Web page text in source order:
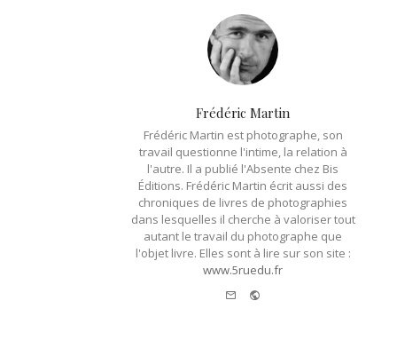
Frédéric Martin
Frédéric Martin est photographe, son
travail questionne l'intime, la relation à
l'autre. Il a publié l'Absente chez Bis
Éditions. Frédéric Martin écrit aussi des
chroniques de livres de photographies
dans lesquelles il cherche à valoriser tout
autant le travail du photographe que
l'objet livre. Elles sont à lire sur son site :
www.5ruedu.fr